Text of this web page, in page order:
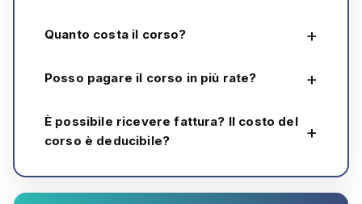
Quanto costa il corso?
Posso pagare il corso in più rate?
È possibile ricevere fattura? Il costo del
corso è deducibile?